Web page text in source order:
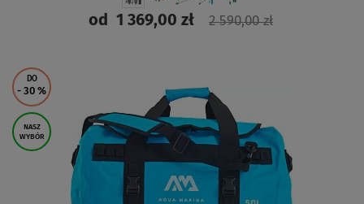
od 1 369,00 zł 2 590,00 zł
DO
- 30 %
NASZ
WYBÓR